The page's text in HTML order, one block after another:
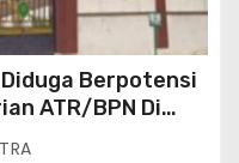
Berpotensi
ATR/BPN Di